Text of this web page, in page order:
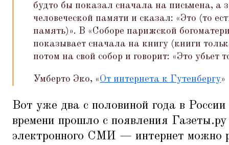
будто бы показал сначала на письмена, а
человеческой памяти и сказал: «Это (то
память)». В «Соборе парижской
показывает сначала на книгу (книги
потом на свой собор и говорит: «Это убьет
Умберто Эко, «От интернета к Гутенбергу»
Вот уже два с половиной года в
времени прошло с появления Газеты.ру
электронного СМИ — интернет можно